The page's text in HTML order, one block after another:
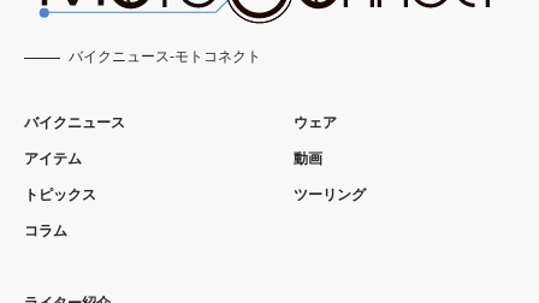
バイクニュース-モトコネクト
バイクニュース
アイテム
トピックス
コラム
ウェア
動画
ツーリング